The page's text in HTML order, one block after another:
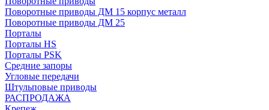
Поворотные приводы ДМ 15 корпус металл
Поворотные приводы ДМ 25
Порталы
Порталы HS
Порталы PSK
Средние запоры
Угловые передачи
Штульповые приводы
РАСПРОДАЖА